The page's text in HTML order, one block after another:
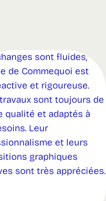
sont fluides,
de Commequoi est
et rigoureuse.
sont toujours de
qualité et adaptés à
Leur
et leurs
graphiques
sont très appréciées.